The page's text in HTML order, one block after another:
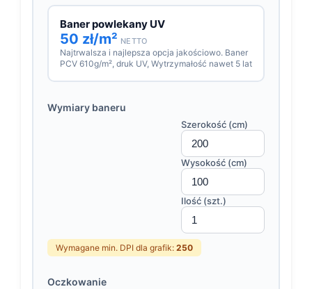
Baner powlekany UV
50 zł/m² NETTO
Najtrwalsza i najlepsza opcja jakościowo. Baner
PCV 610g/m², druk UV, Wytrzymałość nawet 5 lat
Wymiary baneru
Szerokość (cm)
Wysokość (cm)
Ilość (szt.)
Wymagane min. DPI dla grafik: 250
Oczkowanie